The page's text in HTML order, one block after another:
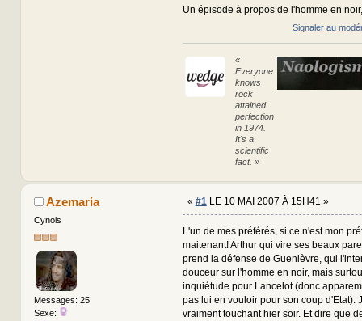
Un épisode à propos de l'homme en
Signaler au
«
Everyone
knows
rock
attained
perfection
in 1974.
It's a
scientific
fact. »
Azemaria
Cynois
Messages: 25
Sexe:
« #1LE 10 MAI 2007 À 15H41 »
L'un de mes préférés, si ce n'est mon
maitenant! Arthur qui vire ses beaux
prend la défense de Guenièvre, qui
douceur sur l'homme en noir, mais
inquiétude pour Lancelot (donc
pas lui en vouloir pour son coup d'Etat).
vraiment touchant hier soir. Et dire que